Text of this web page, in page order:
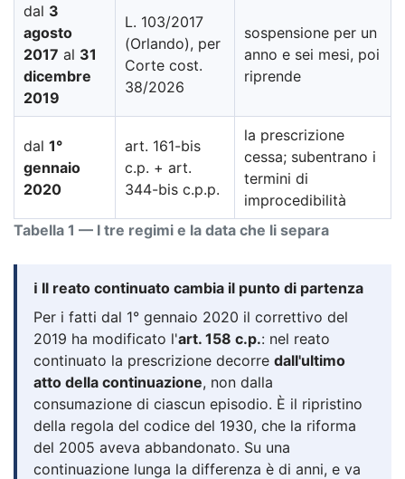
Tabella 1 — I tre regimi e la data che li separa
dal 3
agosto
2017 al 31
dicembre
2019
L. 103/2017
(Orlando), per
Corte cost.
38/2026
sospensione per un
anno e sei mesi, poi
riprende
dal 1°
gennaio
2020
art. 161-bis
c.p. + art.
344-bis c.p.p.
la prescrizione
cessa; subentrano i
termini di
improcedibilità
ℹ️ Il reato continuato cambia il punto di partenza
Per i fatti dal 1° gennaio 2020 il correttivo del
2019 ha modificato l'art. 158 c.p.: nel reato
continuato la prescrizione decorre dall'ultimo
atto della continuazione, non dalla
consumazione di ciascun episodio. È il ripristino
della regola del codice del 1930, che la riforma
del 2005 aveva abbandonato. Su una
continuazione lunga la differenza è di anni, e va